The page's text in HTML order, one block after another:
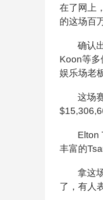
在了网上
的这场百
确认
Koon等多
娱乐场老
这场
Elton
丰富的
拿这
了，有人